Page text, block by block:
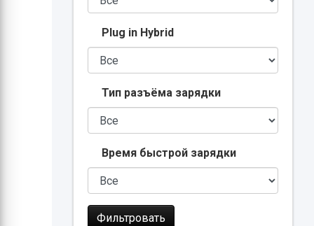
Plug in Hybrid
Тип разъёма зарядки
Время быстрой зарядки
Фильтровать